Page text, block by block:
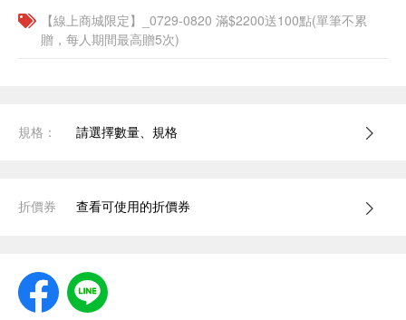
【線上商城限定】_0729-0820 滿$2200送100點(單筆不累
贈，每人期間最高贈5次)
規格： 請選擇數量、規格
折價券 查看可使用的折價券